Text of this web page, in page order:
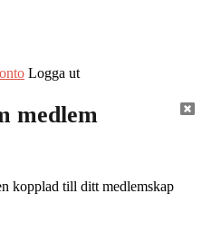
Logga ut
medlem
kopplad till ditt medlemskap